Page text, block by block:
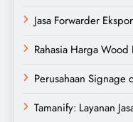
Jasa Forwarder
Rahasia Harga
Perusahaan Signage
Tamanify: Layanan